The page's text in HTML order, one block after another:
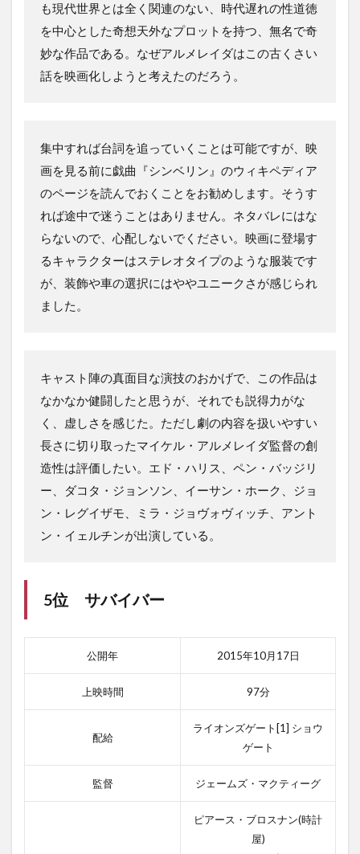
も現代世界とは全く関連のない、時代遅れの性道徳
を中心とした奇想天外なプロットを持つ、無名で奇
妙な作品である。なぜアルメレイダはこの古くさい
話を映画化しようと考えたのだろう。
集中すれば台詞を追っていくことは可能ですが、映
画を見る前に戯曲『シンベリン』のウィキペディア
のページを読んでおくことをお勧めします。そうす
れば途中で迷うことはありません。ネタバレにはな
らないので、心配しないでください。映画に登場す
るキャラクターはステレオタイプのような服装です
が、装飾や車の選択にはややユニークさが感じられ
ました。
キャスト陣の真面目な演技のおかげで、この作品は
なかなか健闘したと思うが、それでも説得力がな
く、虚しさを感じた。ただし劇の内容を扱いやすい
長さに切り取ったマイケル・アルメレイダ監督の創
造性は評価したい。エド・ハリス、ペン・バッジリ
ー、ダコタ・ジョンソン、イーサン・ホーク、ジョ
ン・レグイザモ、ミラ・ジョヴォヴィッチ、アント
ン・イェルチンが出演している。
5位 サバイバー
公開年 2015年10月17日
上映時間 97分
配給
ライオンズゲート[1] ショウ
ゲート
監督 ジェームズ・マクティーグ
ピアース・ブロスナン(時計
屋)